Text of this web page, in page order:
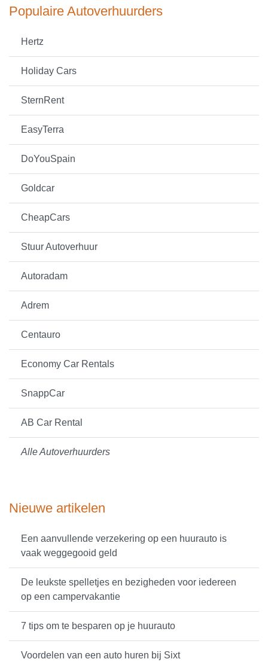
Populaire Autoverhuurders
Hertz
Holiday Cars
SternRent
EasyTerra
DoYouSpain
Goldcar
CheapCars
Stuur Autoverhuur
Autoradam
Adrem
Centauro
Economy Car Rentals
SnappCar
AB Car Rental
Alle Autoverhuurders
Nieuwe artikelen
Een aanvullende verzekering op een huurauto is
vaak weggegooid geld
De leukste spelletjes en bezigheden voor iedereen
op een campervakantie
7 tips om te besparen op je huurauto
Voordelen van een auto huren bij Sixt